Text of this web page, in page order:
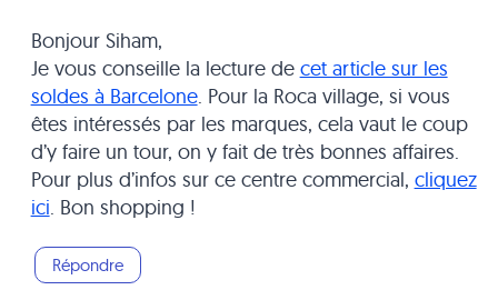
Bonjour Siham,
Je vous conseille la lecture de cet article sur les
soldes à Barcelone. Pour la Roca village, si vous
êtes intéressés par les marques, cela vaut le coup
d’y faire un tour, on y fait de très bonnes affaires.
Pour plus d’infos sur ce centre commercial, cliquez
ici. Bon shopping !
Répondre